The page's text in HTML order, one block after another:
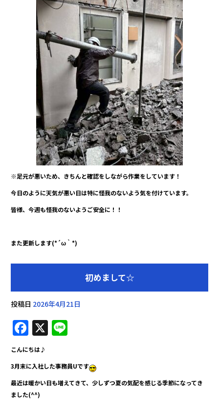
※足元が悪いため、きちんと確認をしながら作業をしています！
今日のように天気が悪い日は特に怪我のないよう気を付けています。
皆様、今週も怪我のないようご安全に！！
また更新します(*´ω｀*)
初めまして☆
投稿日 2026年4月21日
F
a
c
e
b
X
e
こんにちは♪
3月末に入社した事務員Uです
最近は暖かい日も増えてきて、少しずつ夏の気配を感じる季節になってき
ました(^^)